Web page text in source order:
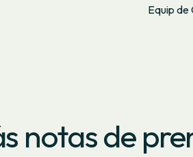
Equip de
notas de